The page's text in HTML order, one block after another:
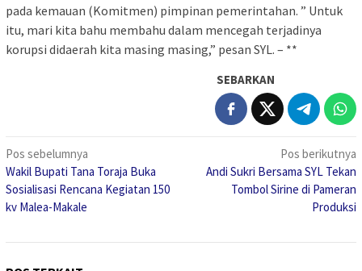
pada kemauan (Komitmen) pimpinan pemerintahan. ” Untuk
itu, mari kita bahu membahu dalam mencegah terjadinya
korupsi didaerah kita masing masing,” pesan SYL. – **
SEBARKAN
Navigasi
pos
Pos sebelumnya
Wakil Bupati Tana Toraja Buka
Sosialisasi Rencana Kegiatan 150
kv Malea-Makale
Pos berikutnya
Andi Sukri Bersama SYL Tekan
Tombol Sirine di Pameran
Produksi